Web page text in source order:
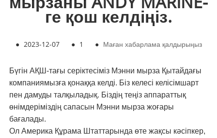
ге қош келдіңіз.
● 2023-12-07 ● 1 ● Маған хабарлама қалдырыңыз
Бүгін АҚШ-тағы серіктесіміз Мэнни мырза Қытайдағы
компаниямызға қонаққа келді. Біз келесі келісімшарт
пен дамуды талқыладық. Біздің теңіз аппараттық
өнімдеріміздің сапасын Мэнни мырза жоғары
бағалады.
Ол Америка Құрама Штаттарында өте жақсы кәсіпкер,